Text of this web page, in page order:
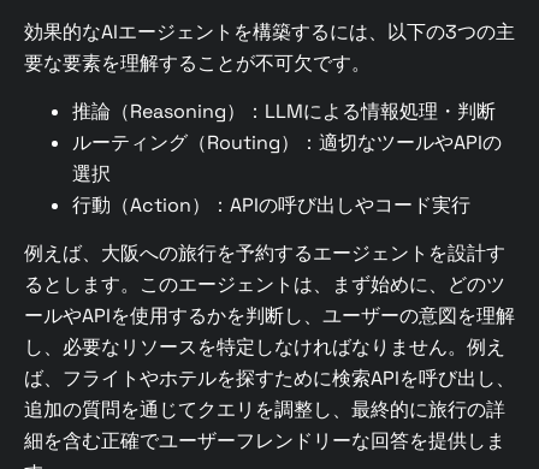
効果的なAIエージェントを構築するには、以下の3つの主
要な要素を理解することが不可欠です。
推論（Reasoning）：LLMによる情報処理・判断
ルーティング（Routing）：適切なツールやAPIの
選択
行動（Action）：APIの呼び出しやコード実行
例えば、大阪への旅行を予約するエージェントを設計す
るとします。このエージェントは、まず始めに、どのツ
ールやAPIを使用するかを判断し、ユーザーの意図を理解
し、必要なリソースを特定しなければなりません。例え
ば、フライトやホテルを探すために検索APIを呼び出し、
追加の質問を通じてクエリを調整し、最終的に旅行の詳
細を含む正確でユーザーフレンドリーな回答を提供しま